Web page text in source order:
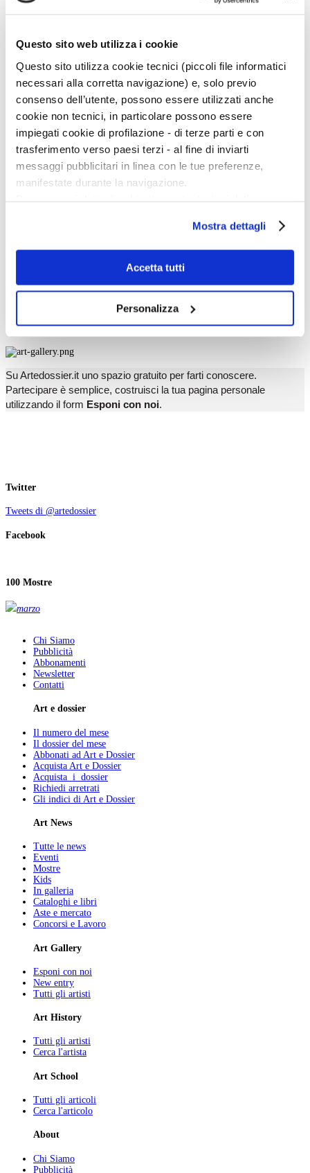
Questo sito web utilizza i cookie
Questo sito utilizza cookie tecnici (piccoli file informatici
necessari alla corretta navigazione) e, solo previo
consenso dell’utente, possono essere utilizzati anche
cookie non tecnici, in particolare possono essere
impiegati cookie di profilazione - di terze parti e con
trasferimento verso paesi terzi - al fine di inviarti
messaggi pubblicitari in linea con le tue preferenze,
manifestate durante la navigazione.
scelte privacy sui cookie, ti invitiamo a prendere visione
dell’informativa cookie.
Chiudendo il banner tramite la “X” prosegui la
navigazione senza alcuna profilazione e con installazione
il tuo consenso alla profilazione che potrai revocare in
Mostra dettagli
Accetta tutti
Personalizza
B
D
F
G
H
I
J
K
L
M
N
O
X
Su Artedossier.it uno spazio gratuito per farti conoscere.
Partecipare è semplice, costruisci la tua pagina personale
utilizzando il form Esponi con noi.
Twitter
Tweets di @artedossier
Facebook
100 Mostre
marzo
Chi Siamo
Pubblicità
Abbonamenti
Newsletter
Contatti
Art e dossier
Il numero del mese
Il dossier del mese
Abbonati ad Art e Dossier
Acquista Art e Dossier
Acquista i dossier
Richiedi arretrati
Gli indici di Art e Dossier
Art News
Tutte le news
Eventi
Mostre
Kids
In galleria
Cataloghi e libri
Aste e mercato
Concorsi e Lavoro
Art Gallery
Esponi con noi
New entry
Tutti gli artisti
Art History
Tutti gli artisti
Cerca l'artista
Art School
Tutti gli articoli
Cerca l'articolo
About
Chi Siamo
Pubblicità